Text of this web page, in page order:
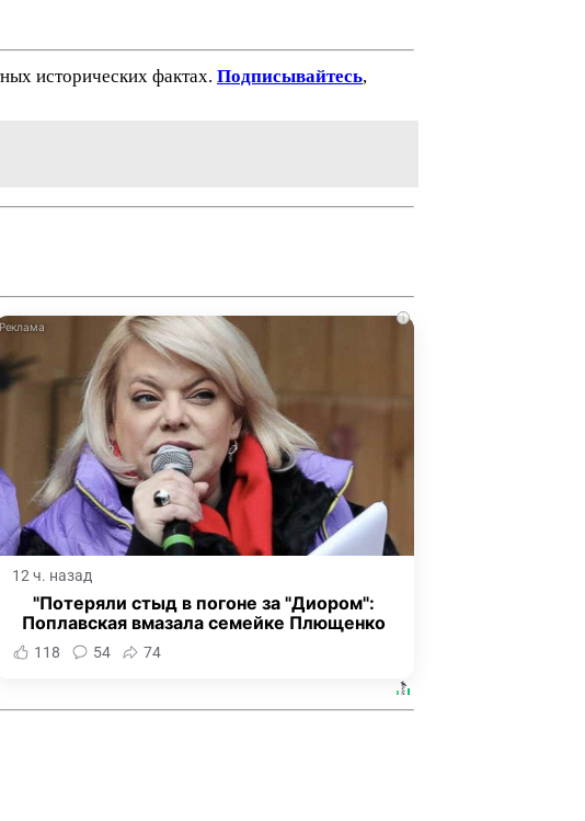
исторических фактах. Подписывайтесь,
i
12 ч. назад
"Потеряли стыд в погоне за "Диором":
Поплавская вмазала семейке Плющенко
118 54 74